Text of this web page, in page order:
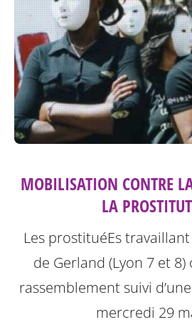
MOBILISATION CONTRE
LA
Les prostituéEs
de Gerland (Lyon 7 et
rassemblement suivi
mercredi 29